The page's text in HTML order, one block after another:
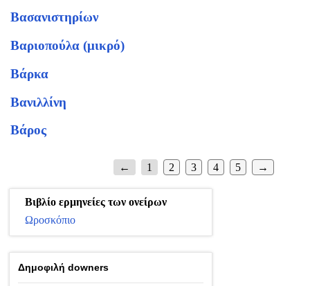
Βασανιστηρίων
Βαριοπούλα (μικρό)
Βάρκα
Βανιλλίνη
Βάρος
← 1 2 3 4 5 →
Βιβλίο ερμηνείες των ονείρων
Ωροσκόπιο
Δημοφιλή downers